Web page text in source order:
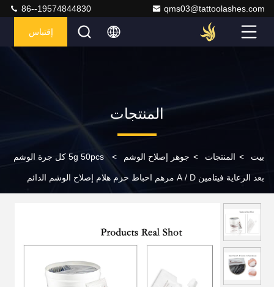
qms03@tattoolashes.com
86--19574844830
إقتباس
المنتجات
بيت > المنتجات > جوهر إصلاح الوشم > 5g 50pcs كل جرة الوشم
بعد الرعاية فيتامين A / D مرهم احباط حزم هلام إصلاح الوشم الدائم